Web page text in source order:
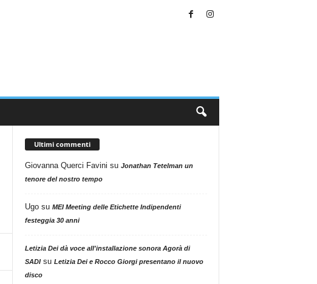
Ultimi commenti
Giovanna Querci Favini su Jonathan Tetelman un
tenore del nostro tempo
Ugosu MEI Meeting delle Etichette Indipendenti
festeggia 30 anni
Letizia Dei dà voce all'installazione sonora Agorà di
SADIsu Letizia Dei e Rocco Giorgi presentano il nuovo
disco